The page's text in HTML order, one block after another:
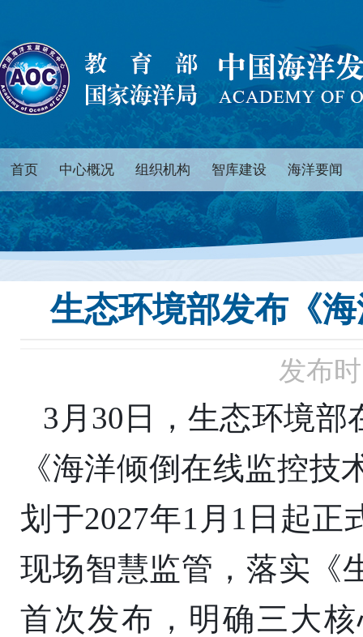
首页 中心概况 组织机构 智库建设 海洋要闻
生态环境部发布《
发布
3月30日，生态环境
《海洋倾倒在线监控技
划于2027年1月1日起
现场智慧监管，落实《
首次发布，明确三大